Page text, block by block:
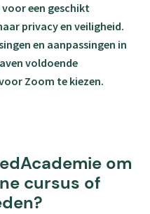
een geschikt
privacy en veiligheid.
en aanpassingen in
voldoende
Zoom te kiezen.
om
cursus of